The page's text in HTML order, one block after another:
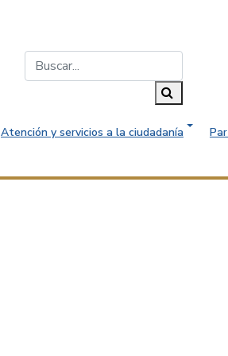
Atención y servicios a la ciudadanía